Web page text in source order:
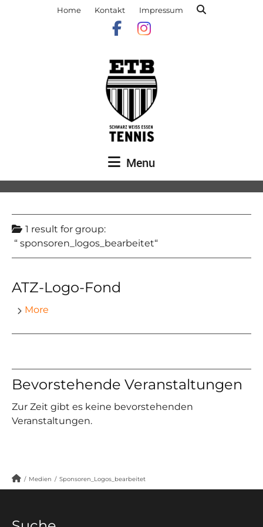
Home Kontakt Impressum
Menu
1 result for group:
sponsoren_logos_bearbeitet
ATZ-Logo-Fond
More
Bevorstehende Veranstaltungen
Zur Zeit gibt es keine bevorstehenden
Veranstaltungen.
/ Medien / Sponsoren_Logos_bearbeitet